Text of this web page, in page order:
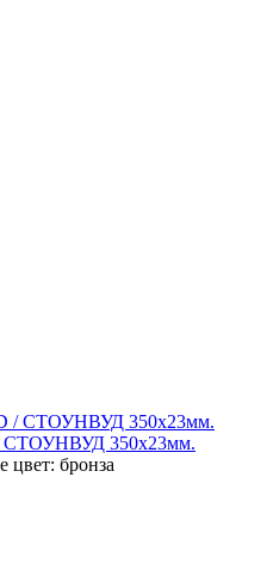
СТОУНВУД 350x23мм.
цвет: бронза